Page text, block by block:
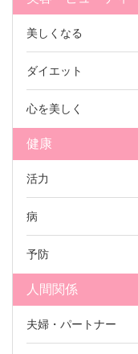
美しくなる
ダイエット
心を美しく
健康
活力
病
予防
人間関係
夫婦・パートナー